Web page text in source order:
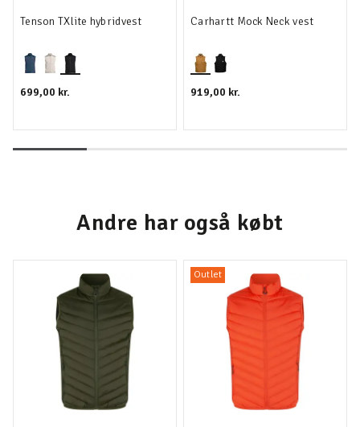
Tenson TXlite hybridvest
699,00 kr.
Carhartt Mock Neck vest
919,00 kr.
Andre har også købt
Outlet